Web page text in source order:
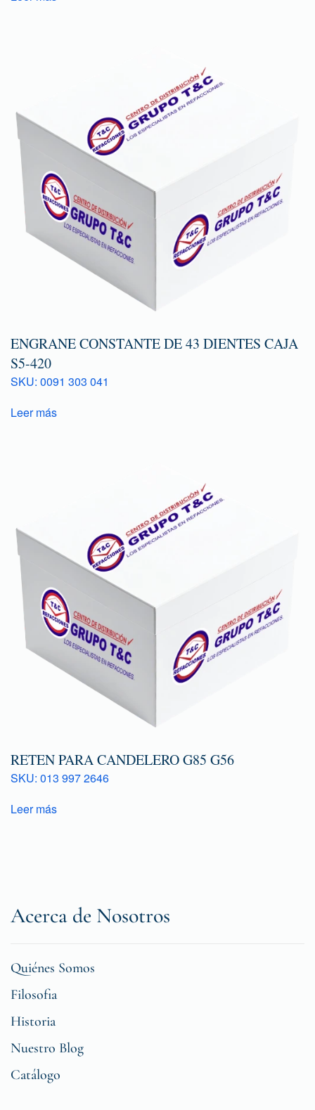
ENGRANE CONSTANTE DE 43 DIENTES CAJA
S5-420
SKU: 0091 303 041
Leer más
RETEN PARA CANDELERO G85 G56
SKU: 013 997 2646
Leer más
Acerca de Nosotros
Quiénes Somos
Filosofia
Historia
Nuestro Blog
Catálogo